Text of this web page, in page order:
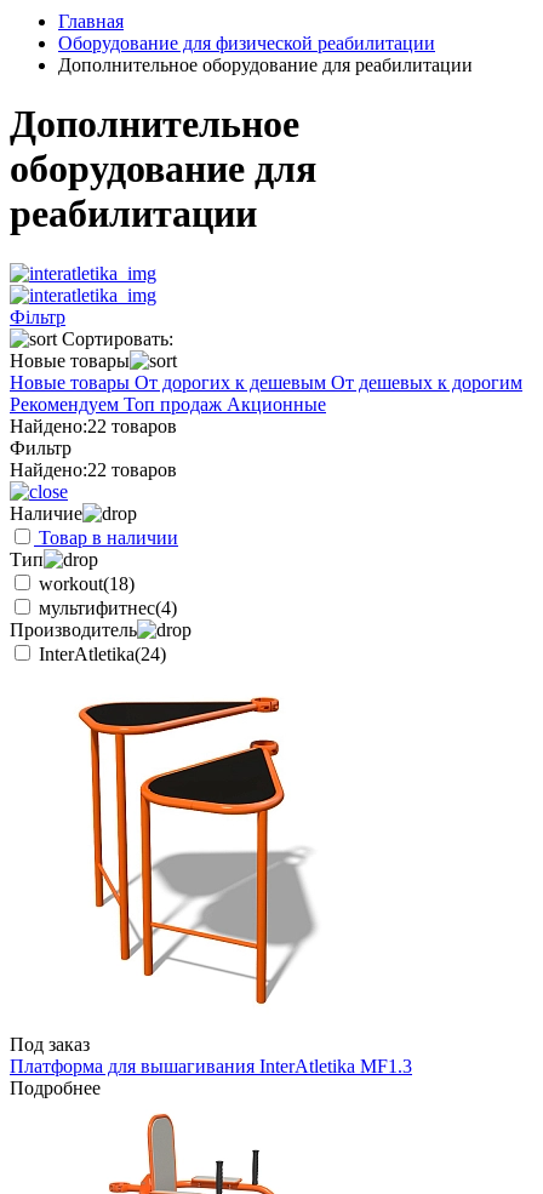
Главная
Оборудование для физической реабилитации
Дополнительное оборудование для реабилитации
Дополнительное
оборудование для
реабилитации
Фільтр
Сортировать:
Новые товары
Новые товары От дорогих к дешевым От дешевых к дорогим
Рекомендуем Топ продаж Акционные
Найдено:22 товаров
Фильтр
Найдено:22 товаров
Наличие
Товар в наличии
Тип
workout(18)
мультифитнес(4)
Производитель
InterAtletika(24)
Под заказ
Платформа для вышагивания InterAtletika MF1.3
Подробнее